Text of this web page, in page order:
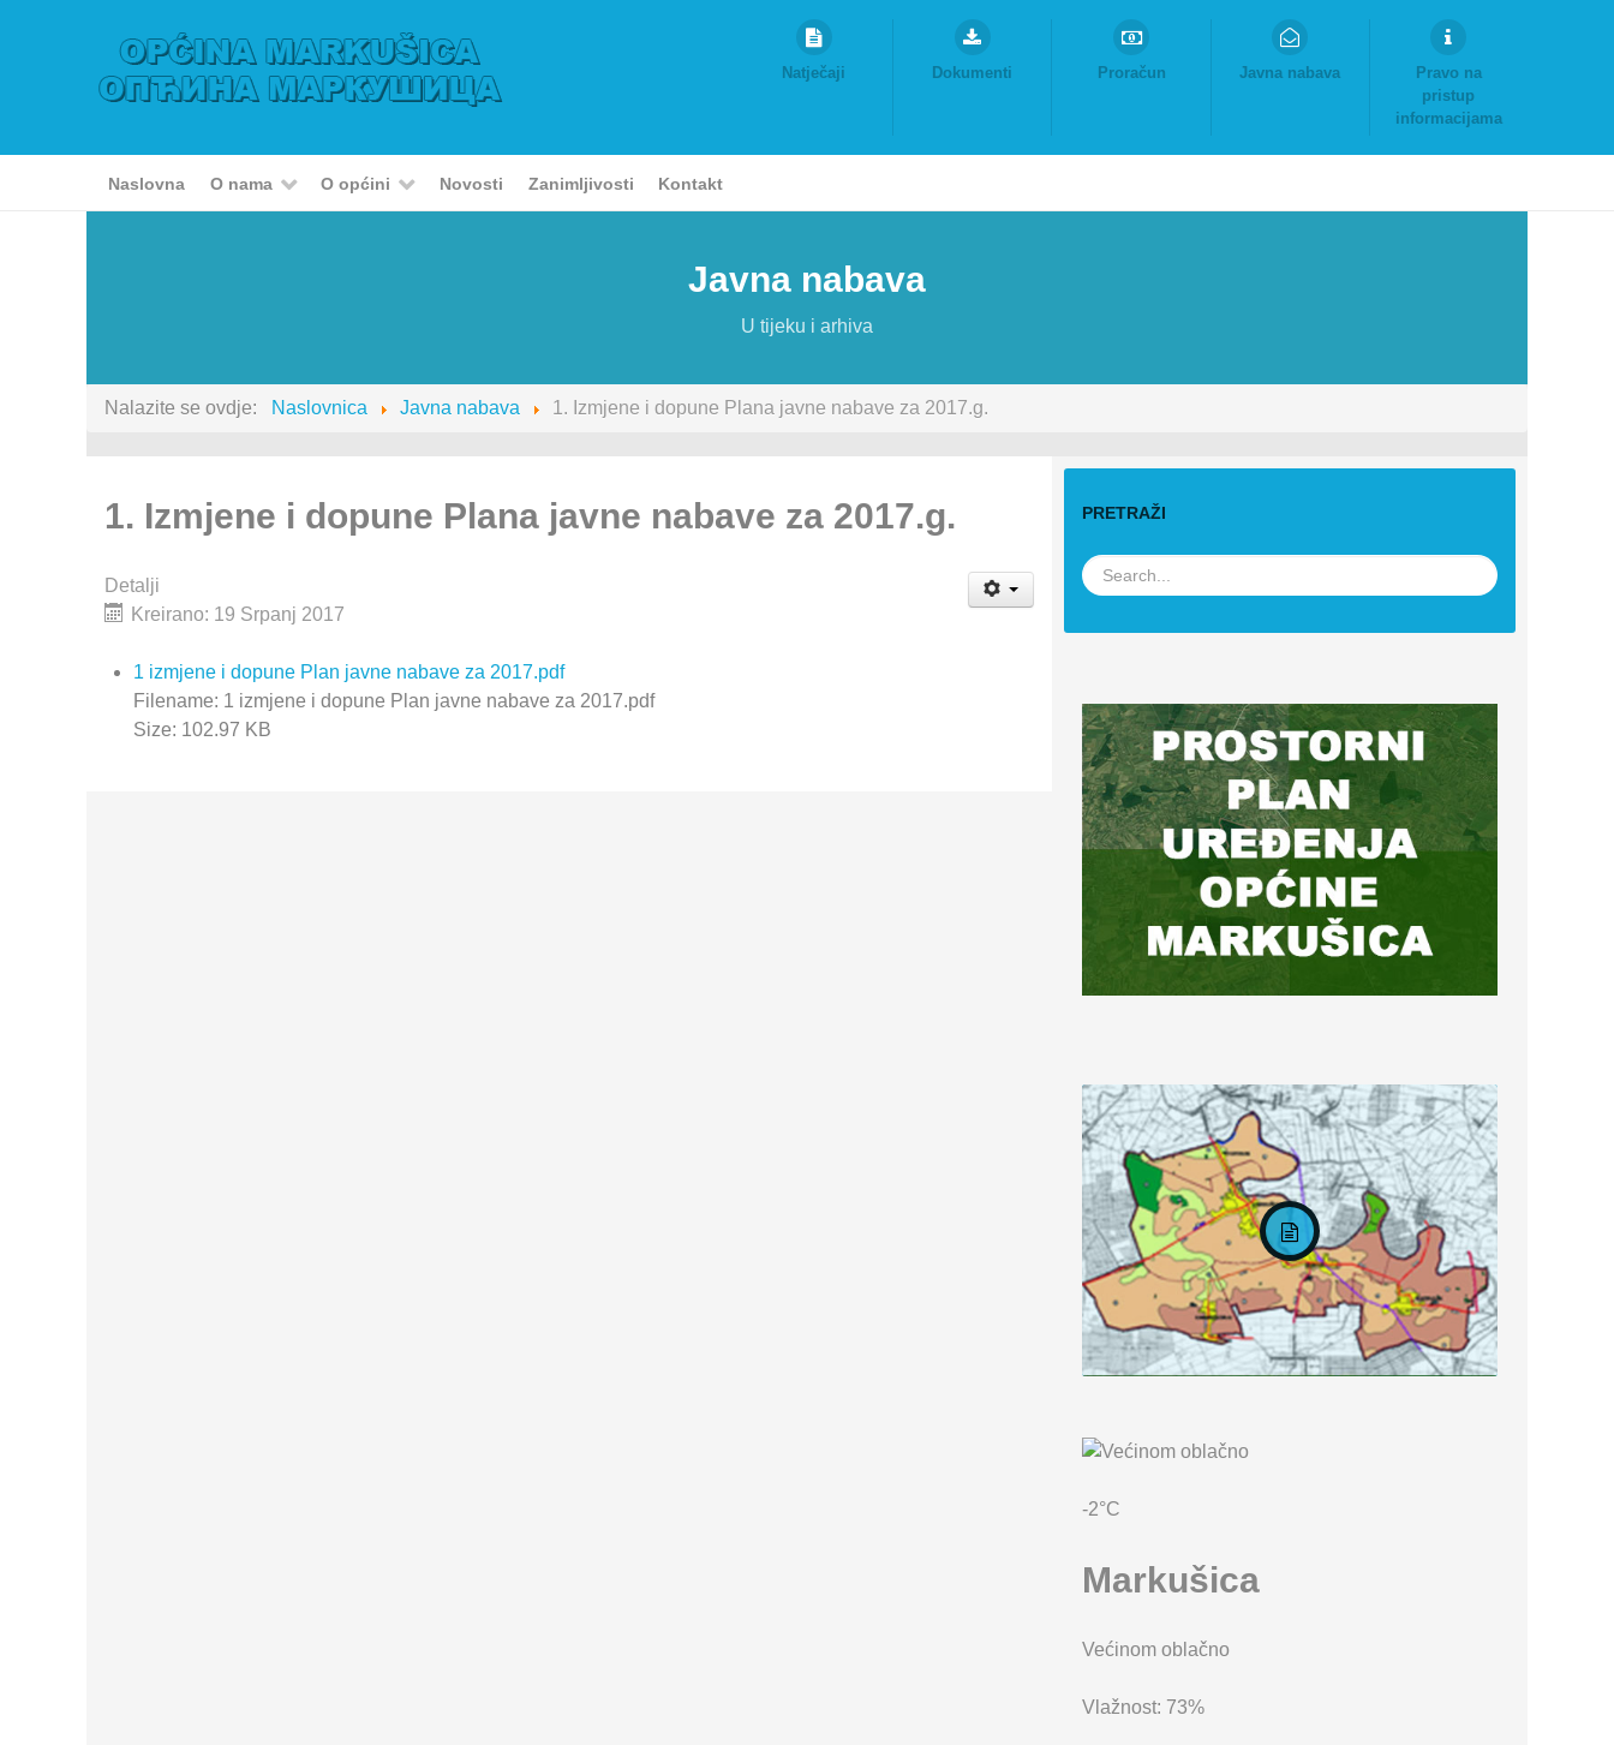
Natječaji Dokumenti Proračun Javna nabava
Pravo na
pristup
informacijama
Naslovna O nama O općini Novosti Zanimljivosti Kontakt
Javna nabava
U tijeku i arhiva
Nalazite se ovdje: Naslovnica Javna nabava 1. Izmjene i dopune Plana javne nabave za 2017.g.
1. Izmjene i dopune Plana javne nabave za 2017.g.
Detalji
Kreirano: 19 Srpanj 2017
1 izmjene i dopune Plan javne nabave za 2017.pdf
Filename: 1 izmjene i dopune Plan javne nabave za 2017.pdf
Size: 102.97 KB
PRETRAŽI
-2°C
Markušica
Većinom oblačno
Vlažnost: 73%